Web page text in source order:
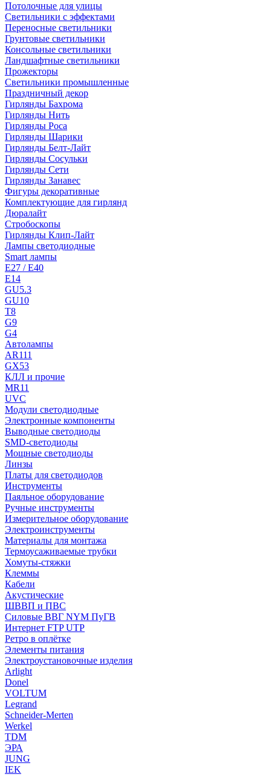
Потолочные для улицы
Светильники с эффектами
Переносные светильники
Грунтовые светильники
Консольные светильники
Ландшафтные светильники
Прожекторы
Светильники промышленные
Праздничный декор
Гирлянды Бахрома
Гирлянды Нить
Гирлянды Роса
Гирлянды Шарики
Гирлянды Белт-Лайт
Гирлянды Сосульки
Гирлянды Сети
Гирлянды Занавес
Фигуры декоративные
Комплектующие для гирлянд
Дюралайт
Стробоскопы
Гирлянды Клип-Лайт
Лампы светодиодные
Smart лампы
E27 / E40
E14
GU5.3
GU10
T8
G9
G4
Автолампы
AR111
GX53
КЛЛ и прочие
MR11
UVC
Модули светодиодные
Электронные компоненты
Выводные светодиоды
SMD-светодиоды
Мощные светодиоды
Линзы
Платы для светодиодов
Инструменты
Паяльное оборудование
Ручные инструменты
Измерительное оборудование
Электроинструменты
Материалы для монтажа
Термоусаживаемые трубки
Хомуты-стяжки
Клеммы
Кабели
Акустические
ШВВП и ПВС
Силовые ВВГ NYM ПуГВ
Интернет FTP UTP
Ретро в оплётке
Элементы питания
Электроустановочные изделия
Arlight
Donel
VOLTUM
Legrand
Schneider-Merten
Werkel
TDM
ЭРА
JUNG
IEK